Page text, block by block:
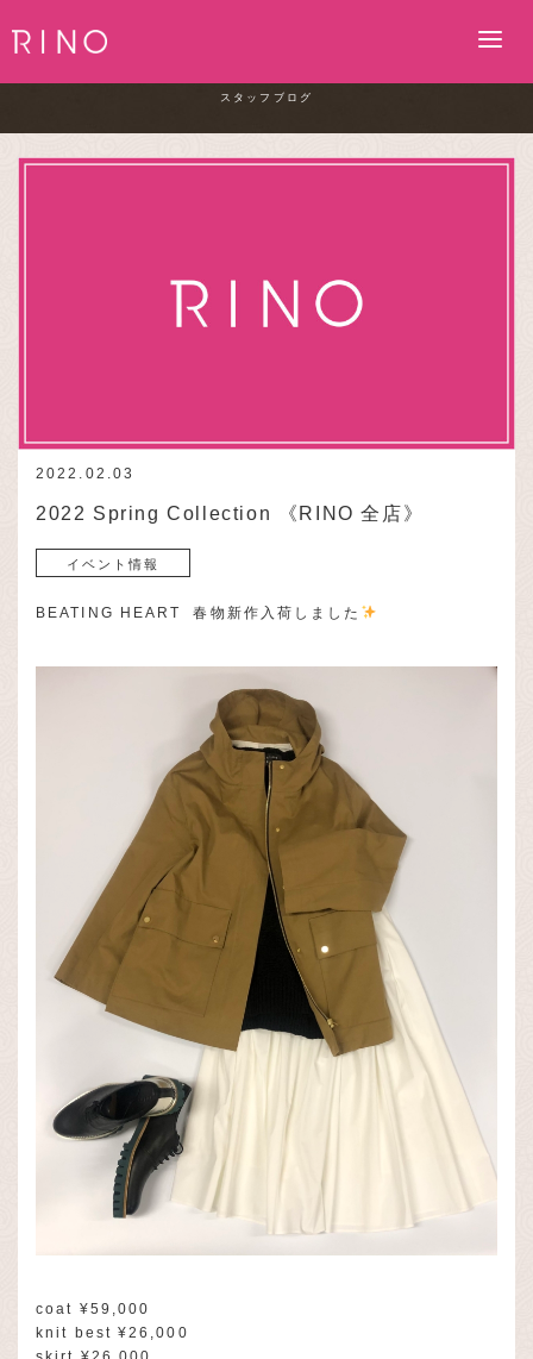
スタッフブログ
2022.02.03
2022 Spring Collection 《RINO 全店》
イベント情報
BEATING HEART 春物新作入荷しました
coat ¥59,000
knit best ¥26,000